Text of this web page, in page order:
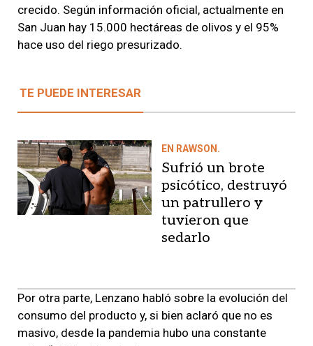
crecido. Según información oficial, actualmente en
San Juan hay 15.000 hectáreas de olivos y el 95%
hace uso del riego presurizado.
TE PUEDE INTERESAR
EN RAWSON.
Sufrió un brote
psicótico, destruyó
un patrullero y
tuvieron que
sedarlo
Por otra parte, Lenzano habló sobre la evolución del
consumo del producto y, si bien aclaró que no es
masivo, desde la pandemia hubo una constante